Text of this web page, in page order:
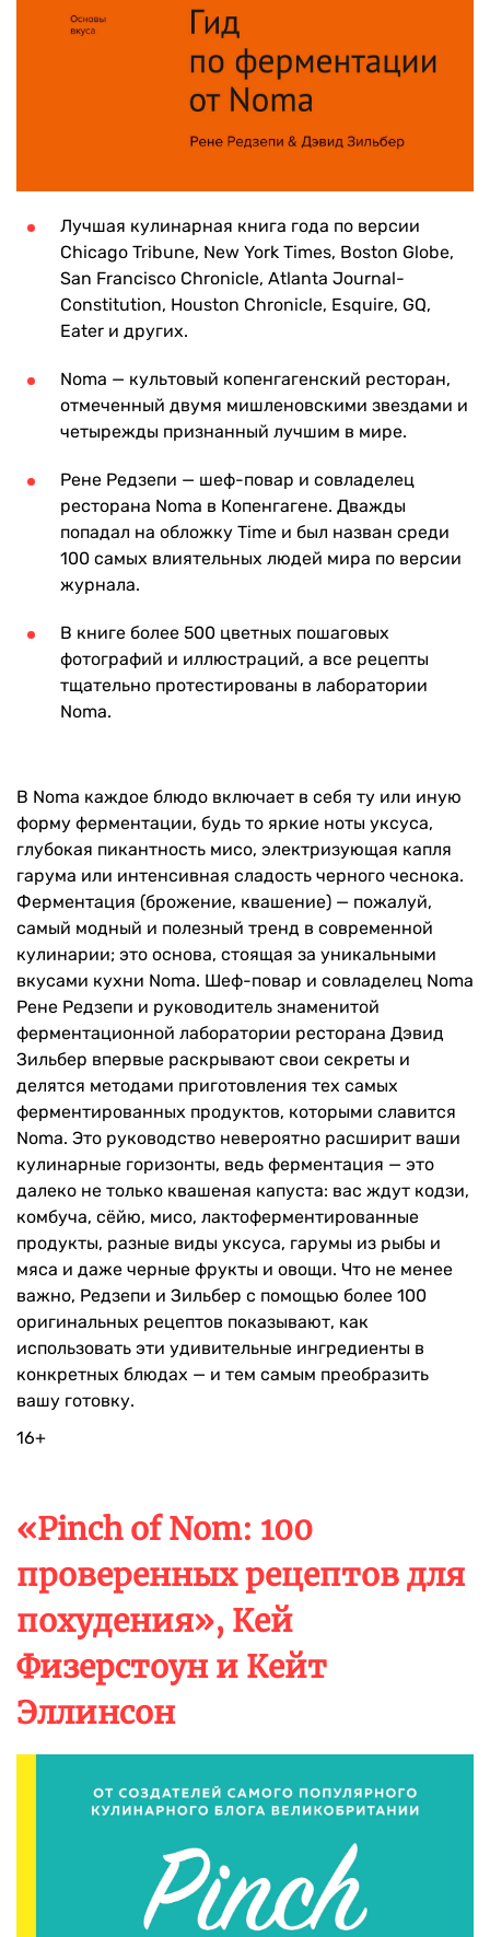
Лучшая кулинарная книга года по версии
Chicago Tribune, New York Times, Boston Globe,
San Francisco Chronicle, Atlanta Journal-
Constitution, Houston Chronicle, Esquire, GQ,
Eater и других.
Noma — культовый копенгагенский ресторан,
отмеченный двумя мишленовскими звездами и
четырежды признанный лучшим в мире.
Рене Редзепи — шеф-повар и совладелец
ресторана Noma в Копенгагене. Дважды
попадал на обложку Time и был назван среди
100 самых влиятельных людей мира по версии
журнала.
В книге более 500 цветных пошаговых
фотографий и иллюстраций, а все рецепты
тщательно протестированы в лаборатории
Noma.
В Noma каждое блюдо включает в себя ту или иную
форму ферментации, будь то яркие ноты уксуса,
глубокая пикантность мисо, электризующая капля
гарума или интенсивная сладость черного чеснока.
Ферментация (брожение, квашение) — пожалуй,
самый модный и полезный тренд в современной
кулинарии; это основа, стоящая за уникальными
вкусами кухни Noma. Шеф-повар и совладелец Noma
Рене Редзепи и руководитель знаменитой
ферментационной лаборатории ресторана Дэвид
Зильбер впервые раскрывают свои секреты и
делятся методами приготовления тех самых
Noma. Это руководство невероятно расширит ваши
комбуча, сёйю, мисо, лактоферментированные
мяса и даже черные фрукты и овощи. Что не менее
важно, Редзепи и Зильбер с помощью более 100
оригинальных рецептов показывают, как
использовать эти удивительные ингредиенты в
конкретных блюдах — и тем самым преобразить
вашу готовку.
проверенных рецептов для
похудения», Кей